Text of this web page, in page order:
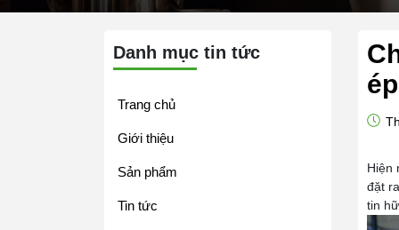
ép
Hiện
đặt
tin
Danh mục tin tức
Trang chủ
Giới thiệu
Sản phẩm
Tin tức